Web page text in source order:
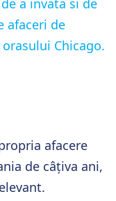
a invata si de
afaceri de
Chicago.
afacere
de câțiva ani,